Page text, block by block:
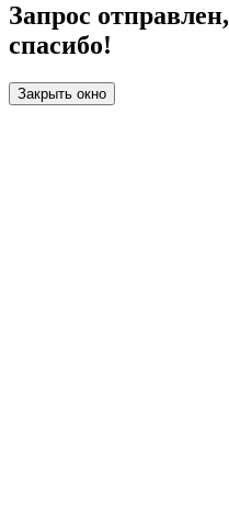
Запрос отправлен,
спасибо!
Закрыть окно